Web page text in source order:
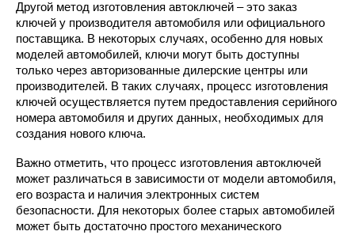
Другой метод изготовления автоключей – это заказ
ключей у производителя автомобиля или официального
поставщика. В некоторых случаях, особенно для новых
моделей автомобилей, ключи могут быть доступны
только через авторизованные дилерские центры или
производителей. В таких случаях, процесс изготовления
ключей осуществляется путем предоставления серийного
номера автомобиля и других данных, необходимых для
создания нового ключа.
Важно отметить, что процесс изготовления автоключей
может различаться в зависимости от модели автомобиля,
его возраста и наличия электронных систем
безопасности. Для некоторых более старых автомобилей
может быть достаточно простого механического